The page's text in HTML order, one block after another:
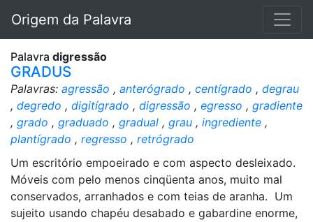
Origem da Palavra
Palavra digressão
GRADUS
Palavras: agressão , anterógrado , centígrado , degrau
, degredo , digitígrado , digressão , egresso , gradiente
, grado , graduado , gradual , grau , ingrediente ,
plantígrado , regresso , retrógrado
Um escritório empoeirado e com aspecto desleixado.
Móveis com pelo menos cinqüenta anos, muito mal
conservados, arranhados e com teias de aranha. Um
sujeito usando chapéu desabado e gabardine enorme,